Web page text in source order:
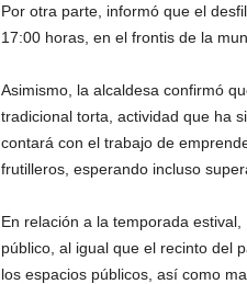
Por otra parte, informó que el
17:00 horas, en el frontis de la
Asimismo, la alcaldesa confirmó
tradicional torta, actividad que ha
contará con el trabajo de
frutilleros, esperando incluso
En relación a la temporada
público, al igual que el recinto del
los espacios públicos, así como